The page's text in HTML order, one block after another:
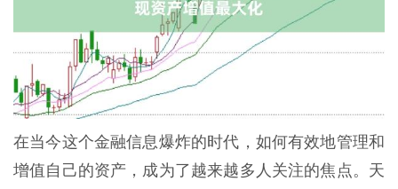
在当今这个金融信息爆炸的时代，如何有效地管理和
增值自己的资产，成为了越来越多人关注的焦点。天